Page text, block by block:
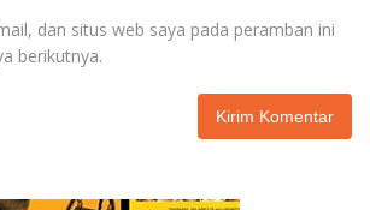
dan situs web saya pada peramban ini
berikutnya.